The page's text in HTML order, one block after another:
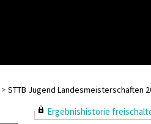
> STTB Jugend Landesmeisterschaften
Ergebnishistorie